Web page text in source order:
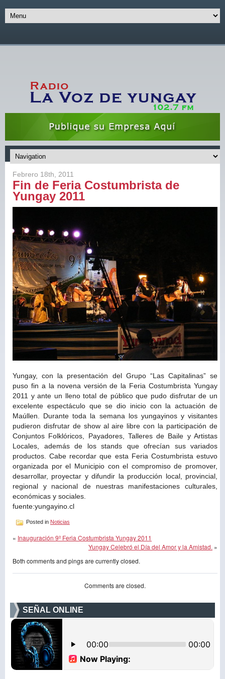
Febrero 18th, 2011
Fin de Feria Costumbrista de
Yungay 2011
Yungay, con la presentación del Grupo “Las Capitalinas” se
puso fin a la novena versión de la Feria Costumbrista Yungay
2011 y ante un lleno total de público que pudo disfrutar de un
excelente espectáculo que se dio inicio con la actuación de
Maúllen. Durante toda la semana los yungayinos y visitantes
pudieron disfrutar de show al aire libre con la participación de
Conjuntos Folklóricos, Payadores, Talleres de Baile y Artistas
Locales, además de los stands que ofrecían sus variados
productos. Cabe recordar que esta Feria Costumbrista estuvo
organizada por el Municipio con el compromiso de promover,
desarrollar, proyectar y difundir la producción local, provincial,
regional y nacional de nuestras manifestaciones culturales,
económicas y sociales.
fuente:yungayino.cl
Posted in Noticias
« Inauguración 9º Feria Costumbrista Yungay 2011
Yungay Celebró el Día del Amor y la Amistad. »
Both comments and pings are currently closed.
Comments are closed.
SEÑAL ONLINE